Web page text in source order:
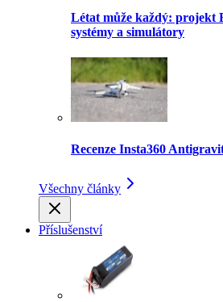
Létat může každý: projekt
systémy a simulátory
Recenze Insta360
Všechny články
Příslušenství